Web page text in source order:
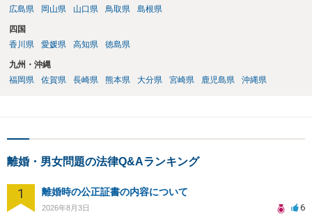
広島県
岡山県 山口県 鳥取県 島根県
四国
香川県
愛媛県 高知県 徳島県
九州・沖縄
福岡県
佐賀県 長崎県 熊本県 大分県 宮崎県 鹿児島県 沖縄県
離婚・男女問題の法律Q&Aランキング
1 離婚時の公正証書の内容について
2026年8月3日 6